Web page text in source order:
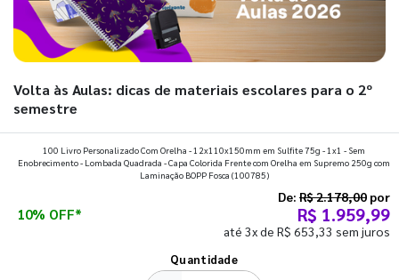
Volta às Aulas: dicas de materiais escolares para o 2º
semestre
Prepare a mochila, organize a rotina e descubra os materiais
que fazem toda diferença para começar o segundo
100 Livro Personalizado Com Orelha - 12x110x150mm em Sulfite 75g - 1x1 - Sem
Enobrecimento - Lombada Quadrada - Capa Colorida Frente com Orelha em Supremo 250g com
Laminação BOPP Fosca (100785)
10% OFF*
De: R$ 2.178,00 por
R$ 1.959,99
até 3x de R$ 653,33 sem juros
Quantidade